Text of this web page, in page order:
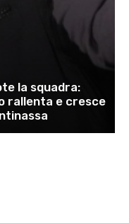
la squadra:
rallenta e cresce